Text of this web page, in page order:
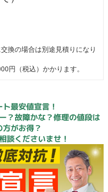
換の場合は別途見積りになり
円（税込）かかります。
最安値宣言！
？故障かな？修理の値段は
がお得？
談くださいませ！